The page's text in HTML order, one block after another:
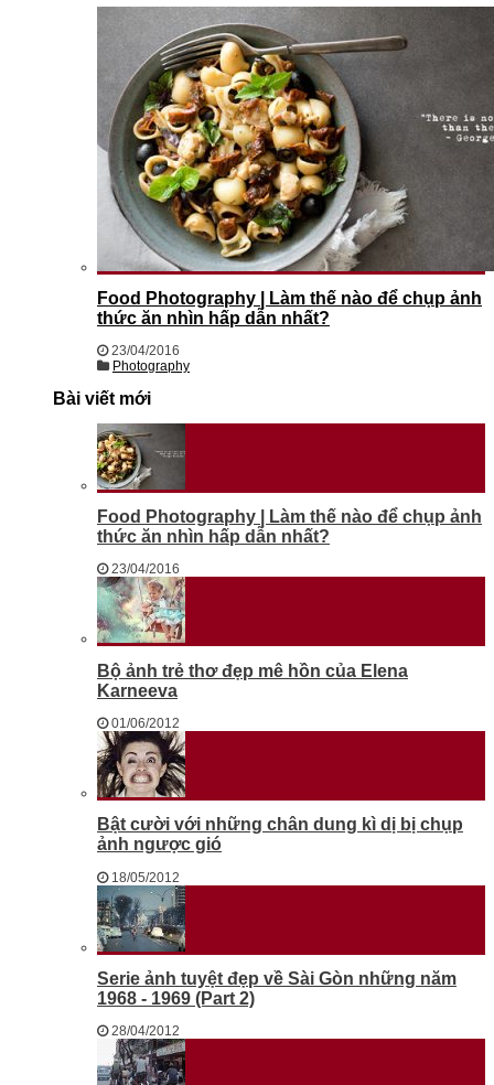
Food Photography | Làm thế nào để chụp ảnh
thức ăn nhìn hấp dẫn nhất?
23/04/2016
Photography
Bài viết mới
Food Photography | Làm thế nào để chụp ảnh
thức ăn nhìn hấp dẫn nhất?
23/04/2016
Bộ ảnh trẻ thơ đẹp mê hồn của Elena
Karneeva
01/06/2012
Bật cười với những chân dung kì dị bị chụp
ảnh ngược gió
18/05/2012
Serie ảnh tuyệt đẹp về Sài Gòn những năm
1968 - 1969 (Part 2)
28/04/2012